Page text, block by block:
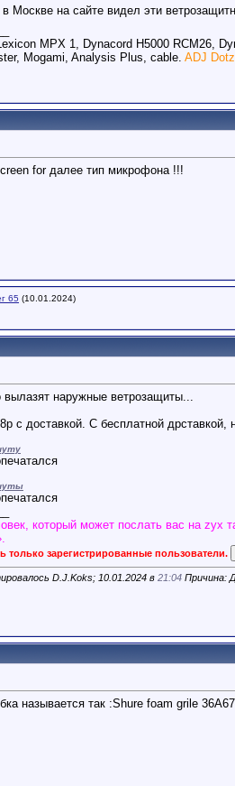
в Москве на сайте видел эти
MPX 1, Dynacord H5000 RCM26,
Mogami, Analysis Plus, cable. ADJ
for далее тип микрофона !!!
65 (10.01.2024)
вылазят наружные ветрозащиты...
с доставкой. С бесплатной дрставкой,
который может послать вас на zyx
только зарегистрированные пользователи.
D.J.Koks; 10.01.2024 в 21:04 Причина:
называется так :Shure foam grile